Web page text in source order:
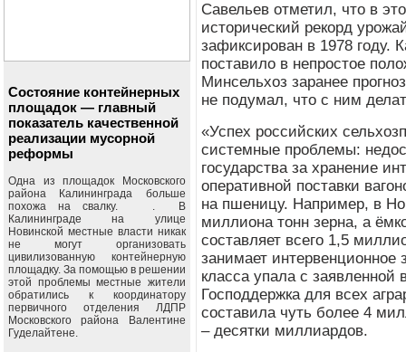
Савельев отметил, что в
исторический рекорд
зафиксирован в 1978 году.
поставило в непростое
Минсельхоз заранее
не подумал, что с ним
«Успех российских
системные проблемы:
государства за хранение
оперативной поставки
на пшеницу. Например, в
миллиона тонн зерна, а
составляет всего 1,5
занимает интервенционное
класса упала с
Господдержка для всех
составила чуть более 4
– десятки миллиардов.
Состояние контейнерных
площадок — главный
показатель качественной
реализации мусорной
реформы
Одна из площадок Московского
района Калининграда больше
похожа на свалку. . В
Калининграде на улице
Новинской местные власти никак
не могут организовать
цивилизованную контейнерную
площадку. За помощью в решении
этой проблемы местные жители
обратились к координатору
первичного отделения ЛДПР
Московского района Валентине
Гуделайтене.